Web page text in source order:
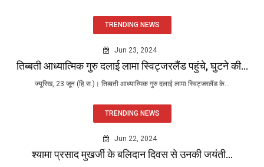
TRENDING NEWS
Jun 23, 2024
तिब्बती आध्यात्मिक गुरु दलाई लामा स्विट्जरलैंड पहुंचे, घुटने की...
ज्यूरिख, 23 जून (हि.स.)। तिब्बती आध्यात्मिक गुरु दलाई लामा स्विट्जरलैंड के...
TRENDING NEWS
Jun 22, 2024
श्यामा प्रसाद मुखर्जी के बलिदान दिवस से उनकी जयंती...